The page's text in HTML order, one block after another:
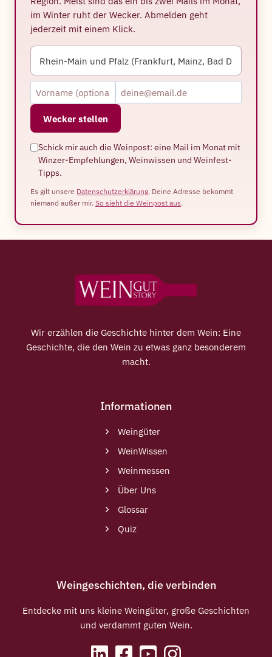
im Winter ruht der Wecker. Abmelden geht
jederzeit mit einem Klick.
Wecker stellen
Schick mir auch die Weinpost: eine Mail im Monat mit
Winzer-Empfehlungen, Weinwissen und Weinfest-
Tipps.
Es gilt unsere Datenschutzerklärung. Deine Adresse bekommt
niemand außer mir. So sieht die Weinpost aus.
Wir erzählen die Geschichte hinter dem Wein: Eine
Geschichte, die den Wein zu etwas ganz besonderem
macht.
Informationen
Weingüter
WeinWissen
Weinmessen
Über Uns
Glossar
Quiz
Weingeschichten, die verbinden
Entdecke mit uns kleine Weingüter, große Geschichten
und verdammt guten Wein.